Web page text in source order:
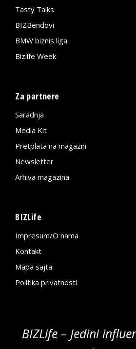
Tasty Talks
BIZBendovi
BMW biznis liga
Bizlife Week
Za partnere
Saradnja
Media Kit
Pretplata na magazin
Newsletter
Arhiva magazina
BIZLife
Impresum/O nama
Kontakt
Mapa sajta
Politika privatnosti
BIZLife – Jedini